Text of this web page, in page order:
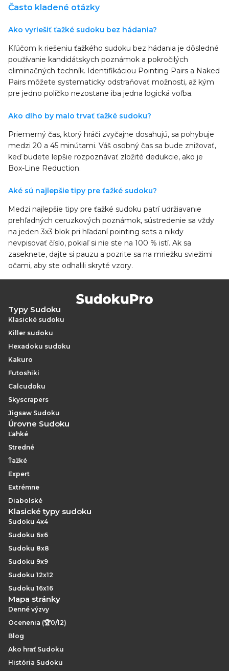
Často kladené otázky
Ako vyriešiť ťažké sudoku bez hádania?
Kľúčom k riešeniu ťažkého sudoku bez hádania je dôsledné
používanie kandidátskych poznámok a pokročilých
eliminačných techník. Identifikáciou Pointing Pairs a Naked
Pairs môžete systematicky odstraňovať možnosti, až kým
pre jedno políčko nezostane iba jedna logická voľba.
Ako dlho by malo trvať ťažké sudoku?
Priemerný čas, ktorý hráči zvyčajne dosahujú, sa pohybuje
medzi 20 a 45 minútami. Váš osobný čas sa bude znižovať,
keď budete lepšie rozpoznávať zložité dedukcie, ako je
Box-Line Reduction.
Aké sú najlepšie tipy pre ťažké sudoku?
Medzi najlepšie tipy pre ťažké sudoku patrí udržiavanie
prehľadných ceruzkových poznámok, sústredenie sa vždy
na jeden 3x3 blok pri hľadaní pointing sets a nikdy
nevpisovať číslo, pokiaľ si nie ste na 100 % istí. Ak sa
zaseknete, dajte si pauzu a pozrite sa na mriežku sviežimi
očami, aby ste odhalili skryté vzory.
Typy Sudoku
Klasické sudoku
Killer sudoku
Hexadoku sudoku
Kakuro
Futoshiki
Calcudoku
Skyscrapers
Jigsaw Sudoku
Úrovne Sudoku
Ľahké
Stredné
Ťažké
Expert
Extrémne
Diabolské
Klasické typy sudoku
Sudoku 4x4
Sudoku 6x6
Sudoku 8x8
Sudoku 9x9
Sudoku 12x12
Sudoku 16x16
Mapa stránky
Denné výzvy
Ocenenia (🏆0/12)
Blog
Ako hrať Sudoku
História Sudoku